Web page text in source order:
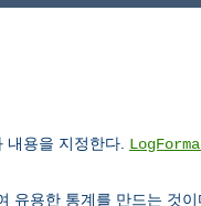
내용을 지정한다.
용한 통계를 만드는 것